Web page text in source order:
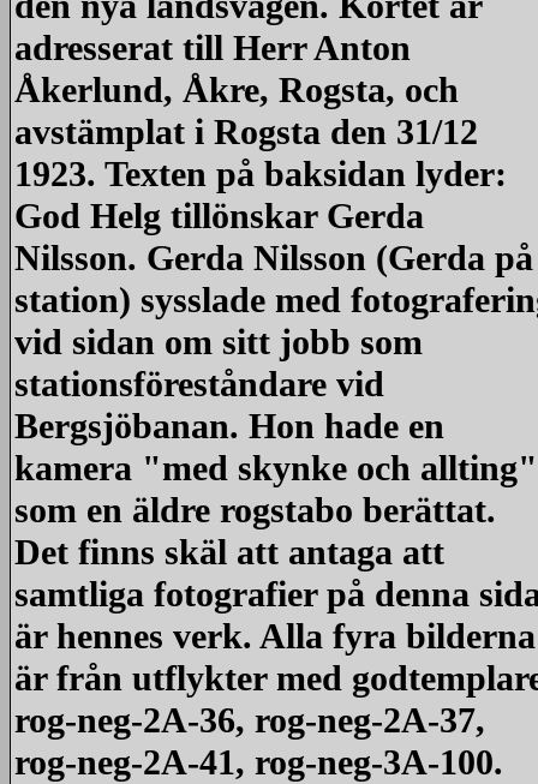
adresserat till Herr Anton
Åkerlund, Åkre, Rogsta, och
avstämplat i Rogsta den 31/12
1923. Texten på baksidan lyder:
God Helg tillönskar Gerda
Nilsson. Gerda Nilsson (Gerda på
station) sysslade med
vid sidan om sitt jobb som
stationsföreståndare vid
Bergsjöbanan. Hon hade en
kamera "med skynke och allting"
som en äldre rogstabo berättat.
Det finns skäl att antaga att
samtliga fotografier på denna
är hennes verk. Alla fyra bilderna
är från utflykter med
rog-neg-2A-36, rog-neg-2A-37,
rog-neg-2A-41, rog-neg-3A-100.